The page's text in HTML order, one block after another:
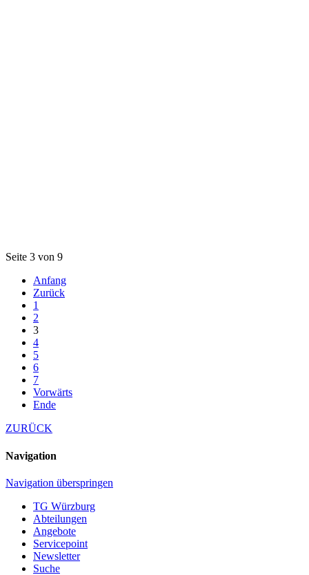
Seite 3 von 9
Anfang
Zurück
1
2
3
4
5
6
7
Vorwärts
Ende
ZURÜCK
Navigation
Navigation überspringen
TG Würzburg
Abteilungen
Angebote
Servicepoint
Newsletter
Suche